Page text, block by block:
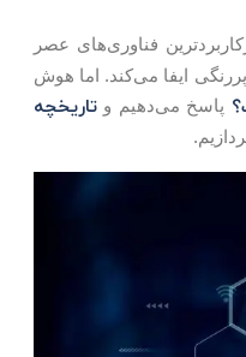
فناوری‌های عصر
ایفا می‌کند. اما هوش
پاسخ می‌دهیم و تاریخچه